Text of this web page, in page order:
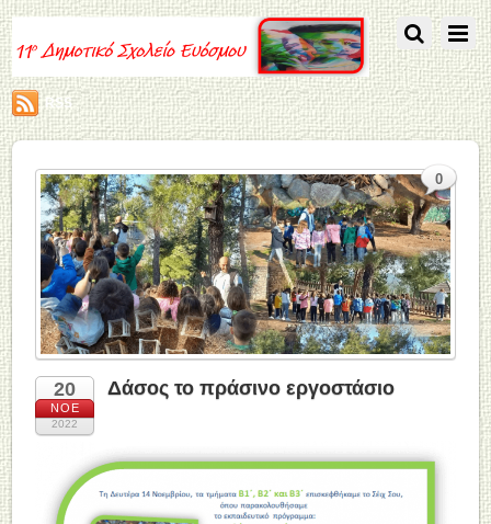
RSS
20
ΝΟΈ
2022
Δάσος το πράσινο εργοστάσιο
0